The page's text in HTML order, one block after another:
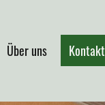
Über uns Kontakt